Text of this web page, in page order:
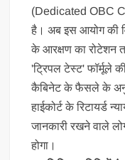
(Dedicated OBC
है। अब इस आयोग की
के आरक्षण का रोटेशन
'ट्रिपल टेस्ट' फॉर्मूले की
कैबिनेट के फैसले के
हाईकोर्ट के रिटायर्ड
जानकारी रखने वाले
होगा।